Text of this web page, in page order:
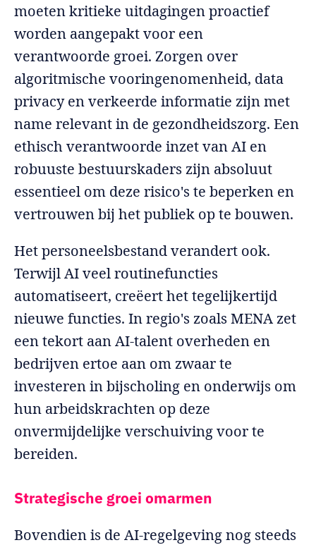
moeten kritieke uitdagingen proactief
worden aangepakt voor een
verantwoorde groei. Zorgen over
algoritmische vooringenomenheid, data
privacy en verkeerde informatie zijn met
name relevant in de gezondheidszorg. Een
ethisch verantwoorde inzet van AI en
robuuste bestuurskaders zijn absoluut
essentieel om deze risico's te beperken en
vertrouwen bij het publiek op te bouwen.
Het personeelsbestand verandert ook.
Terwijl AI veel routinefuncties
automatiseert, creëert het tegelijkertijd
nieuwe functies. In regio's zoals MENA zet
een tekort aan AI-talent overheden en
bedrijven ertoe aan om zwaar te
investeren in bijscholing en onderwijs om
hun arbeidskrachten op deze
onvermijdelijke verschuiving voor te
bereiden.
Strategische groei omarmen
Bovendien is de AI-regelgeving nog steeds